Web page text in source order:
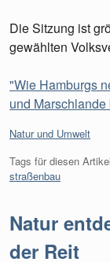
Die Sitzung ist
gewählten
"Wie Hamburgs
und
Kategorien:
Natur und Umwelt
Tags für diesen
straßenbau
Natur
der Reit